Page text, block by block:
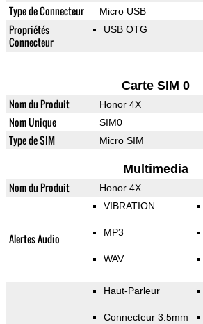
Type de Connecteur Micro USB
Propriétés
Connecteur
USB OTG
Carte SIM 0
Nom du Produit Honor 4X
Nom Unique SIM0
Type de SIM Micro SIM
Multimedia
Nom du Produit Honor 4X
Alertes Audio
VIBRATION
MP3
WAV
Haut-Parleur
Connecteur 3.5mm